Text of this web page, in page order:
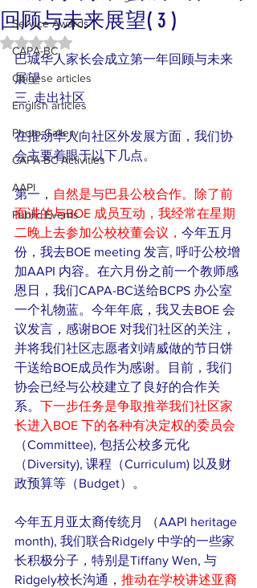
Service Awards
CAPA-BC
Chinese articles
English articles
Photo Gallery
CAPA-BC Activities
AAPI
Public Events
回顾与未来展望( 3 )
Rated NaN out of 5 stars.
巴城华人家长会成立第一年回顾与未来
展望
三. 走出社区
在推动华人向社区外发展方面，我们协
会主要着眼于以下几点。
第一， 自然是与巴县公校合作。除了前
面讲的与BOE 成员互动，我经常在星期
二晚上去参加公校校董会议， 今年五月
份，我去BOE meeting 发言, 呼吁公校增
加AAPI 内容。在六月份之前一个教师感
恩日，我们CAPA-BC送给BCPS 办公室
一个礼物蓝。今年年底，我又去BOE 会
议发言，感谢BOE 对我们社区的关注，
并将我们社区志愿者刘靖威做的节日饼
干送给BOE成员作为感谢。目前，我们
协会已经与公校建立了良好的合作关
系。 下一步任务是争取推举我们社区家
长进入BOE 下的各种有决定权的委员会
（Committee), 包括公校多元化
（Diversity), 课程（Curriculum) 以及财
政预算等（Budget）。
今年五月亚太裔传统月 （AAPI heritage
month), 我们联合Ridgely 中学的一些家
长积极分子，特别是Tiffany Wen, 与
Ridgely校长沟通， 推动在学校讲述亚裔